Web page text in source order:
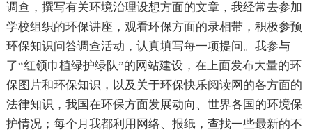
调查，撰写有关环境治理设想方面的文章，我经常去参加
学校组织的环保讲座，观看环保方面的录相带，积极参预
环保知识问答调查活动，认真填写每一项提问。我参与
了“红领巾植绿护绿队”的网站建设，在上面发布大量的环
保图片和环保知识，以及关于环保快乐阅读网的各方面的
法律知识，我国在环保方面发展动向、世界各国的环境保
护情况；每个月我都利用网络、报纸，查找一些最新的不